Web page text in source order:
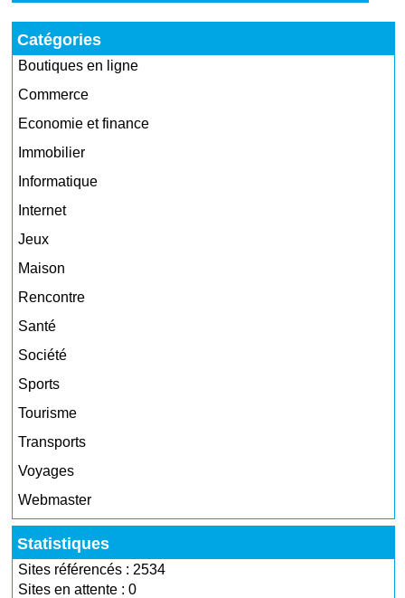
Catégories
Boutiques en ligne
Commerce
Economie et finance
Immobilier
Informatique
Internet
Jeux
Maison
Rencontre
Santé
Société
Sports
Tourisme
Transports
Voyages
Webmaster
Statistiques
Sites référencés : 2534
Sites en attente : 0